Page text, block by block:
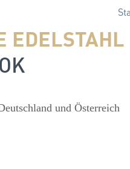
EDELSTAHL
und Österreich